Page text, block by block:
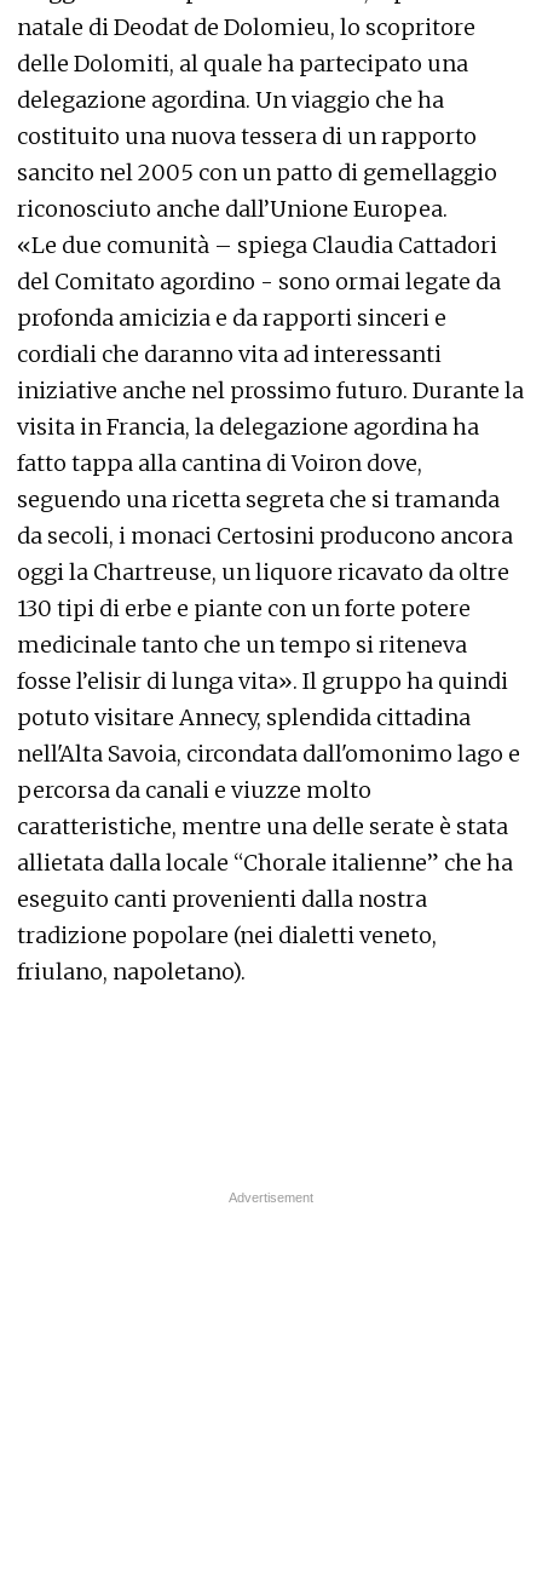
natale di Deodat de Dolomieu, lo scopritore
delle Dolomiti, al quale ha partecipato una
delegazione agordina. Un viaggio che ha
costituito una nuova tessera di un rapporto
sancito nel 2005 con un patto di gemellaggio
riconosciuto anche dall’Unione Europea.
«Le due comunità – spiega Claudia Cattadori
del Comitato agordino - sono ormai legate da
profonda amicizia e da rapporti sinceri e
cordiali che daranno vita ad interessanti
iniziative anche nel prossimo futuro. Durante la
visita in Francia, la delegazione agordina ha
fatto tappa alla cantina di Voiron dove,
seguendo una ricetta segreta che si tramanda
da secoli, i monaci Certosini producono ancora
oggi la Chartreuse, un liquore ricavato da oltre
130 tipi di erbe e piante con un forte potere
medicinale tanto che un tempo si riteneva
fosse l’elisir di lunga vita». Il gruppo ha quindi
potuto visitare Annecy, splendida cittadina
nell'Alta Savoia, circondata dall'omonimo lago e
percorsa da canali e viuzze molto
caratteristiche, mentre una delle serate è stata
allietata dalla locale “Chorale italienne” che ha
eseguito canti provenienti dalla nostra
tradizione popolare (nei dialetti veneto,
friulano, napoletano).